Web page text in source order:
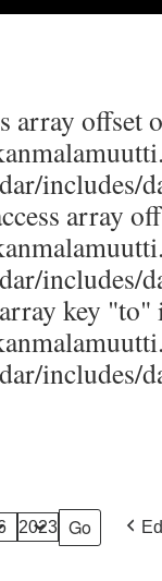
array offset
includes/
array
includes/
key "to"
includes/